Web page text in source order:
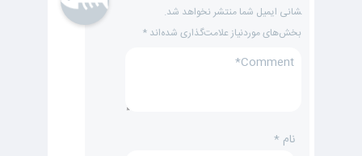
شانی ایمیل شما منتشر نخواهد شد.
بخش‌های موردنیاز علامت‌گذاری شده‌اند *
نام *